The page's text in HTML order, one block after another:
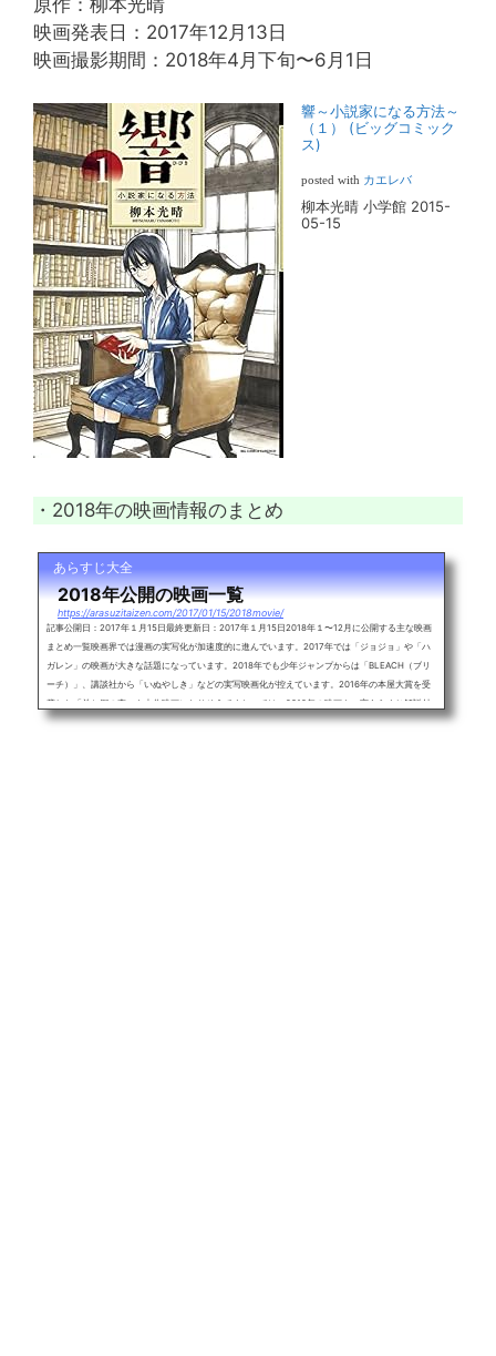
原作：柳本光晴
映画発表日：2017年12月13日
映画撮影期間：2018年4月下旬〜6月1日
響～小説家になる方法～
（１） (ビッグコミック
ス)
posted with カエレバ
柳本光晴 小学館 2015-
05-15
・2018年の映画情報のまとめ
あらすじ大全
2018年公開の映画一覧
https://arasuzitaizen.com/2017/01/15/2018movie/
記事公開日：2017年１月15日最終更新日：2017年１月15日2018年１〜12月に公開する主な映画
まとめ一覧映画界では漫画の実写化が加速度的に進んでいます。2017年では「ジョジョ」や「ハ
ガレン」の映画が大きな話題になっています。2018年でも少年ジャンプからは「BLEACH（ブリ
ーチ）」、講談社から「いぬやしき」などの実写映画化が控えています。2016年の本屋大賞を受
賞した「羊と鋼の森」も大作映画になりそうですね。では、2018年の映画を一言あらすじ解説付
きで紹介、随時更新していきます。2018年に公開予定の主な映画一覧・曇天に...